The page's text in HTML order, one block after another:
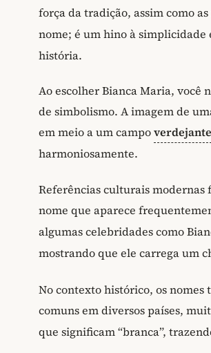
força da tradição, assim como
nome; é um hino à simplicidade
história.
Ao escolher Bianca Maria, você
de simbolismo. A imagem de
em meio a um campoverdejante
harmoniosamente.
Referências culturais modernas
nome que aparece
algumas celebridades como
mostrando que ele carrega um
No contexto histórico, os nomes
comuns em diversos países,
que significam “branca”,